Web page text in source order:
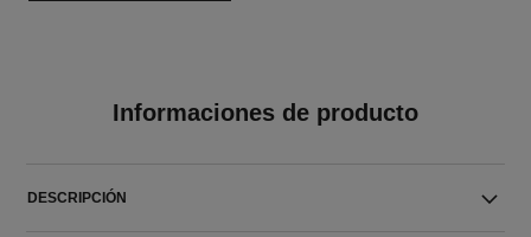
Informaciones de producto
DESCRIPCIÓN